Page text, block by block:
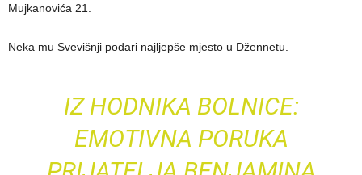
Mujkanovića 21.
Neka mu Svevišnji podari najljepše mjesto u Džennetu.
IZ HODNIKA BOLNICE:
EMOTIVNA PORUKA